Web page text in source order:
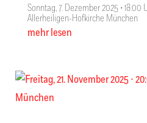
Sonntag, 7. Dezember 2025 ∙ 18:00
Allerheiligen-Hofkirche München
mehr lesen